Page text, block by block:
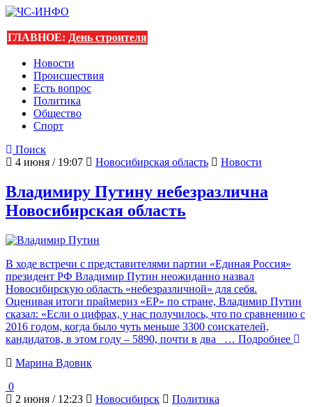
ГЛАВНОЕ: День строителя
Новости
Происшествия
Есть вопрос
Политика
Общество
Спорт
Поиск
4 июня / 19:07
Новосибирская область Новости
Владимиру Путину небезразлична
Новосибирская область
В ходе встречи с представителями партии «Единая Россия»
президент РФ Владимир Путин неожиданно назвал
Новосибирскую область «небезразличной» для себя.
Оценивая итоги праймериз «ЕР» по стране, Владимир Путин
сказал: «Если о цифрах, у нас получилось, что по сравнению с
2016 годом, когда было чуть меньше 3300 соискателей,
кандидатов, в этом году – 5890, почти в два
… Подробнее
Марина Вдовик
0
2 июня / 12:23
Новосибирск Политика